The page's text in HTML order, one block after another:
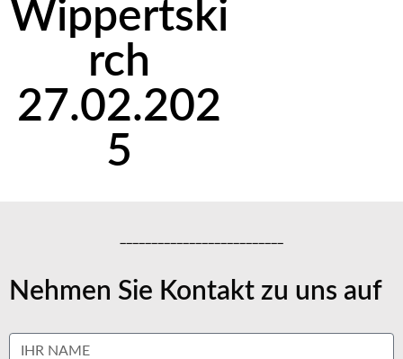
Wippertski
rch
27.02.202
5
Nehmen Sie Kontakt zu uns auf